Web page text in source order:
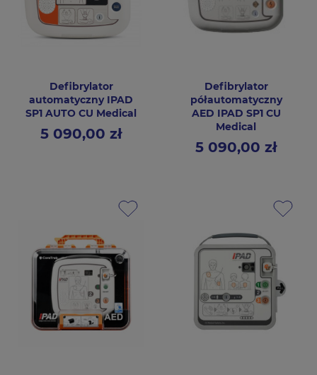
Defibrylator
automatyczny IPAD
SP1 AUTO CU Medical
Cena
5 090,00 zł
Defibrylator
półautomatyczny
AED IPAD SP1 CU
Medical
Cena
5 090,00 zł